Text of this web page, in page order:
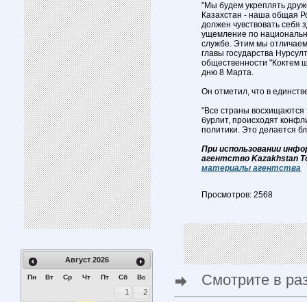
Август 2026
Пн Вт Ср Чт Пт Сб Вс
1
2
"Мы будем укреплять
Казахстан - наша общая
должен чувствовать себя
ущемление по
службе. Этим мы
главы государства
общественности "Коктем
дню 8 Марта.
Он отметил, что в
"Все страны восхищаются
бурлит, происходят
политики. Это делается
При использовании
агентство Kazakhstan
материалы агентства
Просмотров: 2568
Смотрите в